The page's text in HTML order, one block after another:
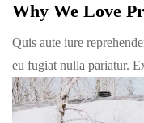
Why We Love
Quis aute iure
eu fugiat nulla pariatur.